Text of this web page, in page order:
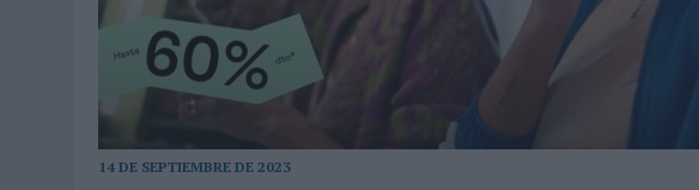
06/08/2026
LA IA ESTÁ SUBIENDO EL LISTÓN DE LA CREATIVIDAD
05/08/2026 | BEON WORLDWIDE LANZA RAÍZ URBANA PARA TRANSFORMAR EL PATRIMONIO
05/08/2026
FABRA COMUNICACIÓN INCORPORA A CASONÁ Y ASUME LA GESTIÓN DE SUS
LOPESAN HOTELS & RESORTS ACERCA EL PARAÍSO CANARIO EN SU ÚLTIMA
05/08/2026 | LUIS ARQUILLOS (BURGO DE ARIAS): “LA CONSTRUCCIÓN DE MARCA A LARGO
14 DE SEPTIEMBRE DE 2023